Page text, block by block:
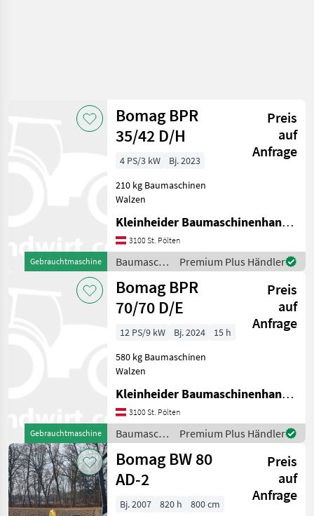
Gebrauchtmaschine
Bomag BPR
35/42 D/H
Preis
auf
Anfrage
4 PS/3 kW
Bj. 2023
210 kg Baumaschinen
Walzen
Kleinheider Baumaschinenhandel GmbH.
3100 St. Pölten
Baumaschinen
/ Bomag
Premium Plus Händler
Gebrauchtmaschine
Bomag BPR
70/70 D/E
Preis
auf
Anfrage
12 PS/9 kW Bj. 2024
15 h
580 kg Baumaschinen
Walzen
Kleinheider Baumaschinenhandel GmbH.
3100 St. Pölten
Baumaschinen
/ Bomag
Premium Plus Händler
Bomag BW 80
AD-2
Preis
auf
Anfrage
Bj. 2007 820 h
800 cm